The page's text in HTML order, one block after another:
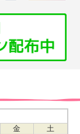
金
土